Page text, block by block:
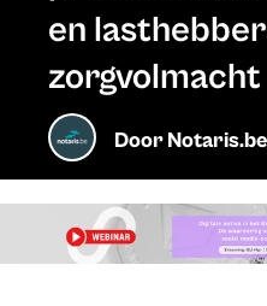
en
zorgvolmacht
DoorNotaris.be